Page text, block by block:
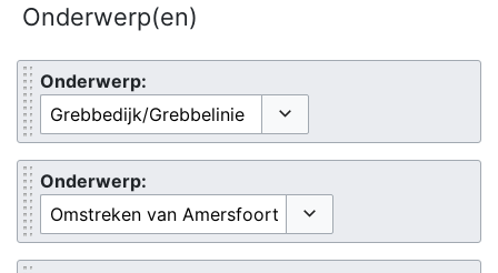
Onderwerp(en)
Onderwerp:
Opties omschakelen
Onderwerp:
Opties omschakelen